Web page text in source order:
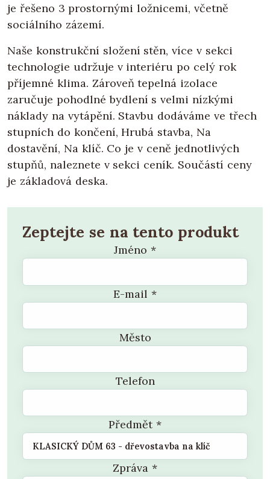
je řešeno 3 prostornými ložnicemi, včetně
sociálního zázemí.
Naše konstrukční složení stěn, více v sekci
technologie udržuje v interiéru po celý rok
příjemné klima. Zároveň tepelná izolace
zaručuje pohodlné bydlení s velmi nízkými
náklady na vytápění. Stavbu dodáváme ve třech
stupních do končení, Hrubá stavba, Na
dostavění, Na klíč. Co je v ceně jednotlivých
stupňů, naleznete v sekci ceník. Součástí ceny
je základová deska.
Zeptejte se na tento produkt
Jméno *
E-mail *
Město
Telefon
Předmět*
Zpráva *